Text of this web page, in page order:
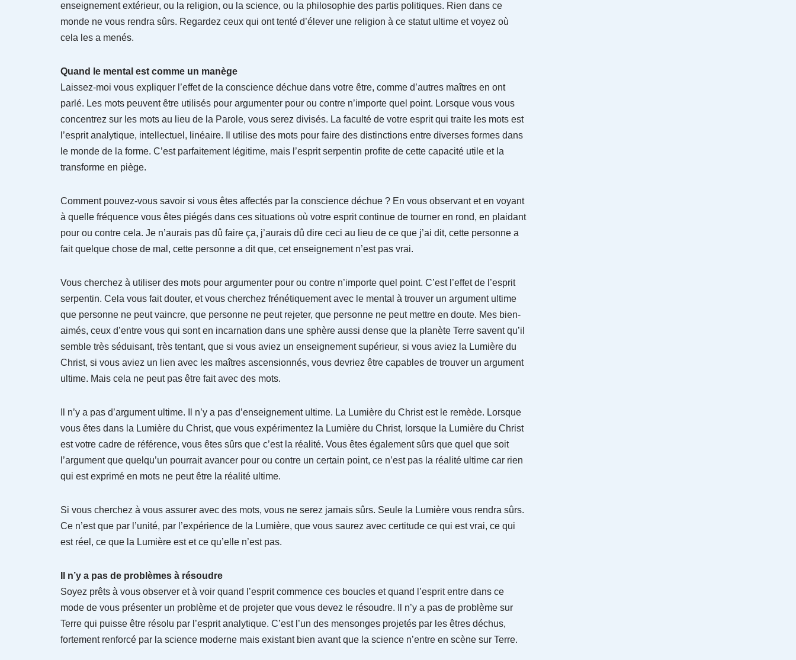
enseignement extérieur, ou la religion, ou la science, ou la philosophie des partis politiques. Rien dans ce
monde ne vous rendra sûrs. Regardez ceux qui ont tenté d’élever une religion à ce statut ultime et voyez où
cela les a menés.
Quand le mental est comme un manège
Laissez-moi vous expliquer l’effet de la conscience déchue dans votre être, comme d’autres maîtres en ont
parlé. Les mots peuvent être utilisés pour argumenter pour ou contre n’importe quel point. Lorsque vous vous
concentrez sur les mots au lieu de la Parole, vous serez divisés. La faculté de votre esprit qui traite les mots est
l’esprit analytique, intellectuel, linéaire. Il utilise des mots pour faire des distinctions entre diverses formes dans
le monde de la forme. C’est parfaitement légitime, mais l’esprit serpentin profite de cette capacité utile et la
transforme en piège.
Comment pouvez-vous savoir si vous êtes affectés par la conscience déchue ? En vous observant et en voyant
à quelle fréquence vous êtes piégés dans ces situations où votre esprit continue de tourner en rond, en plaidant
pour ou contre cela. Je n’aurais pas dû faire ça, j’aurais dû dire ceci au lieu de ce que j’ai dit, cette personne a
fait quelque chose de mal, cette personne a dit que, cet enseignement n’est pas vrai.
Vous cherchez à utiliser des mots pour argumenter pour ou contre n’importe quel point. C’est l’effet de l’esprit
serpentin. Cela vous fait douter, et vous cherchez frénétiquement avec le mental à trouver un argument ultime
que personne ne peut vaincre, que personne ne peut rejeter, que personne ne peut mettre en doute. Mes bien-
aimés, ceux d’entre vous qui sont en incarnation dans une sphère aussi dense que la planète Terre savent qu’il
semble très séduisant, très tentant, que si vous aviez un enseignement supérieur, si vous aviez la Lumière du
Christ, si vous aviez un lien avec les maîtres ascensionnés, vous devriez être capables de trouver un argument
ultime. Mais cela ne peut pas être fait avec des mots.
Il n’y a pas d’argument ultime. Il n’y a pas d’enseignement ultime. La Lumière du Christ est le remède. Lorsque
vous êtes dans la Lumière du Christ, que vous expérimentez la Lumière du Christ, lorsque la Lumière du Christ
est votre cadre de référence, vous êtes sûrs que c’est la réalité. Vous êtes également sûrs que quel que soit
l’argument que quelqu’un pourrait avancer pour ou contre un certain point, ce n’est pas la réalité ultime car rien
qui est exprimé en mots ne peut être la réalité ultime.
Si vous cherchez à vous assurer avec des mots, vous ne serez jamais sûrs. Seule la Lumière vous rendra sûrs.
Ce n’est que par l’unité, par l’expérience de la Lumière, que vous saurez avec certitude ce qui est vrai, ce qui
est réel, ce que la Lumière est et ce qu’elle n’est pas.
Il n’y a pas de problèmes à résoudre
Soyez prêts à vous observer et à voir quand l’esprit commence ces boucles et quand l’esprit entre dans ce
mode de vous présenter un problème et de projeter que vous devez le résoudre. Il n’y a pas de problème sur
Terre qui puisse être résolu par l’esprit analytique. C’est l’un des mensonges projetés par les êtres déchus,
fortement renforcé par la science moderne mais existant bien avant que la science n’entre en scène sur Terre.